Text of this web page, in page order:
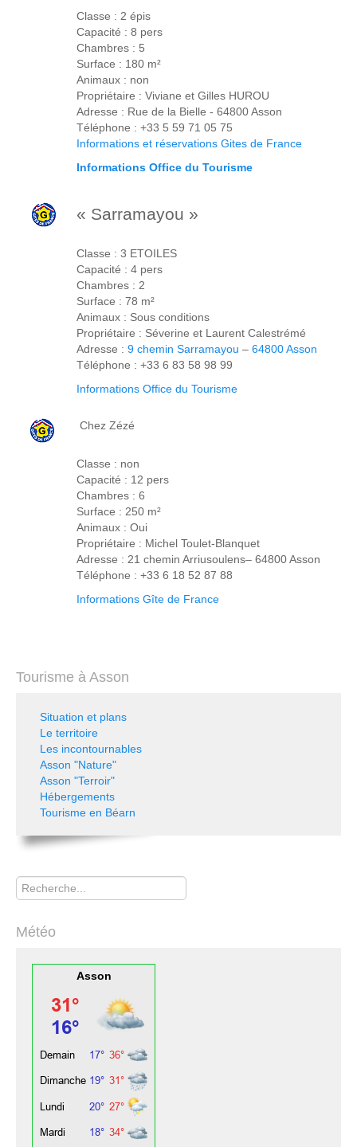
Classe : 2 épis
Capacité : 8 pers
Chambres : 5
Surface : 180 m²
Animaux : non
Propriétaire : Viviane et Gilles HUROU
Adresse : Rue de la Bielle - 64800 Asson
Téléphone : +33 5 59 71 05 75
Informations et réservations Gites de France
Informations Office du Tourisme
« Sarramayou »
Classe : 3 ETOILES
Capacité : 4 pers
Chambres : 2
Surface : 78 m²
Animaux : Sous conditions
Propriétaire : Séverine et Laurent Calestrémé
Adresse : 9 chemin Sarramayou – 64800 Asson
Téléphone : +33 6 83 58 98 99
Informations Office du Tourisme
Chez Zézé
Classe : non
Capacité : 12 pers
Chambres : 6
Surface : 250 m²
Animaux : Oui
Propriétaire : Michel Toulet-Blanquet
Adresse : 21 chemin Arriusoulens– 64800 Asson
Téléphone : +33 6 18 52 87 88
Informations Gîte de France
Tourisme à Asson
Situation et plans
Le territoire
Les incontournables
Asson "Nature"
Asson "Terroir"
Hébergements
Tourisme en Béarn
Rechercher
Météo
Asson